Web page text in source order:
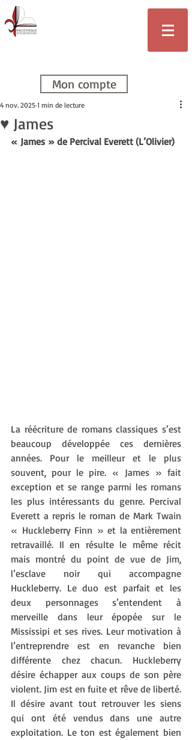
Mon compte
♥ James
4 nov. 2025 1 min de lecture
« James » de Percival Everett (L’Olivier)
La réécriture de romans classiques s’est
beaucoup développée ces dernières
années. Pour le meilleur et le plus
souvent, pour le pire. « James » fait
exception et se range parmi les romans
les plus intéressants du genre. Percival
Everett a repris le roman de Mark Twain
« Huckleberry Finn » et la entièrement
retravaillé. Il en résulte le même récit
mais montré du point de vue de Jim,
l’esclave noir qui accompagne
Huckleberry. Le duo est parfait et les
deux personnages s’entendent à
merveille dans leur épopée sur le
Mississipi et ses rives. Leur motivation à
l’entreprendre est en revanche bien
différente chez chacun. Huckleberry
désire échapper aux coups de son père
violent. Jim est en fuite et rêve de liberté.
Il désire avant tout retrouver les siens
qui ont été vendus dans une autre
exploitation. Le ton est également bien